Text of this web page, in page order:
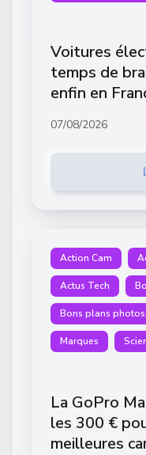
Voitures
temps de
enfin en
07/08/2026
Action Cam
Actus Tech
Bons plans
Marques
La GoPro
les 300 €
meilleures